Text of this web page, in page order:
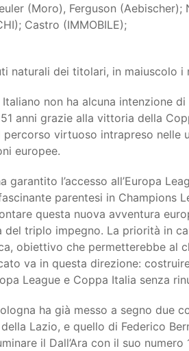
(Moro), Ferguson
Castro (IMMOBILE);
naturali dei titolari, in maiuscolo i
non ha alcuna intenzione
anni grazie alla vittoria della
virtuoso intrapreso nelle
europee.
garantito l’accesso all’Europa
parentesi in Champions
questa nuova avventura
del triplo impegno. La priorità in
obiettivo che permetterebbe al
va in questa direzione:
League e Coppa Italia senza
ha già messo a segno due
Lazio, e quello di Federico
il Dall’Ara con il suo